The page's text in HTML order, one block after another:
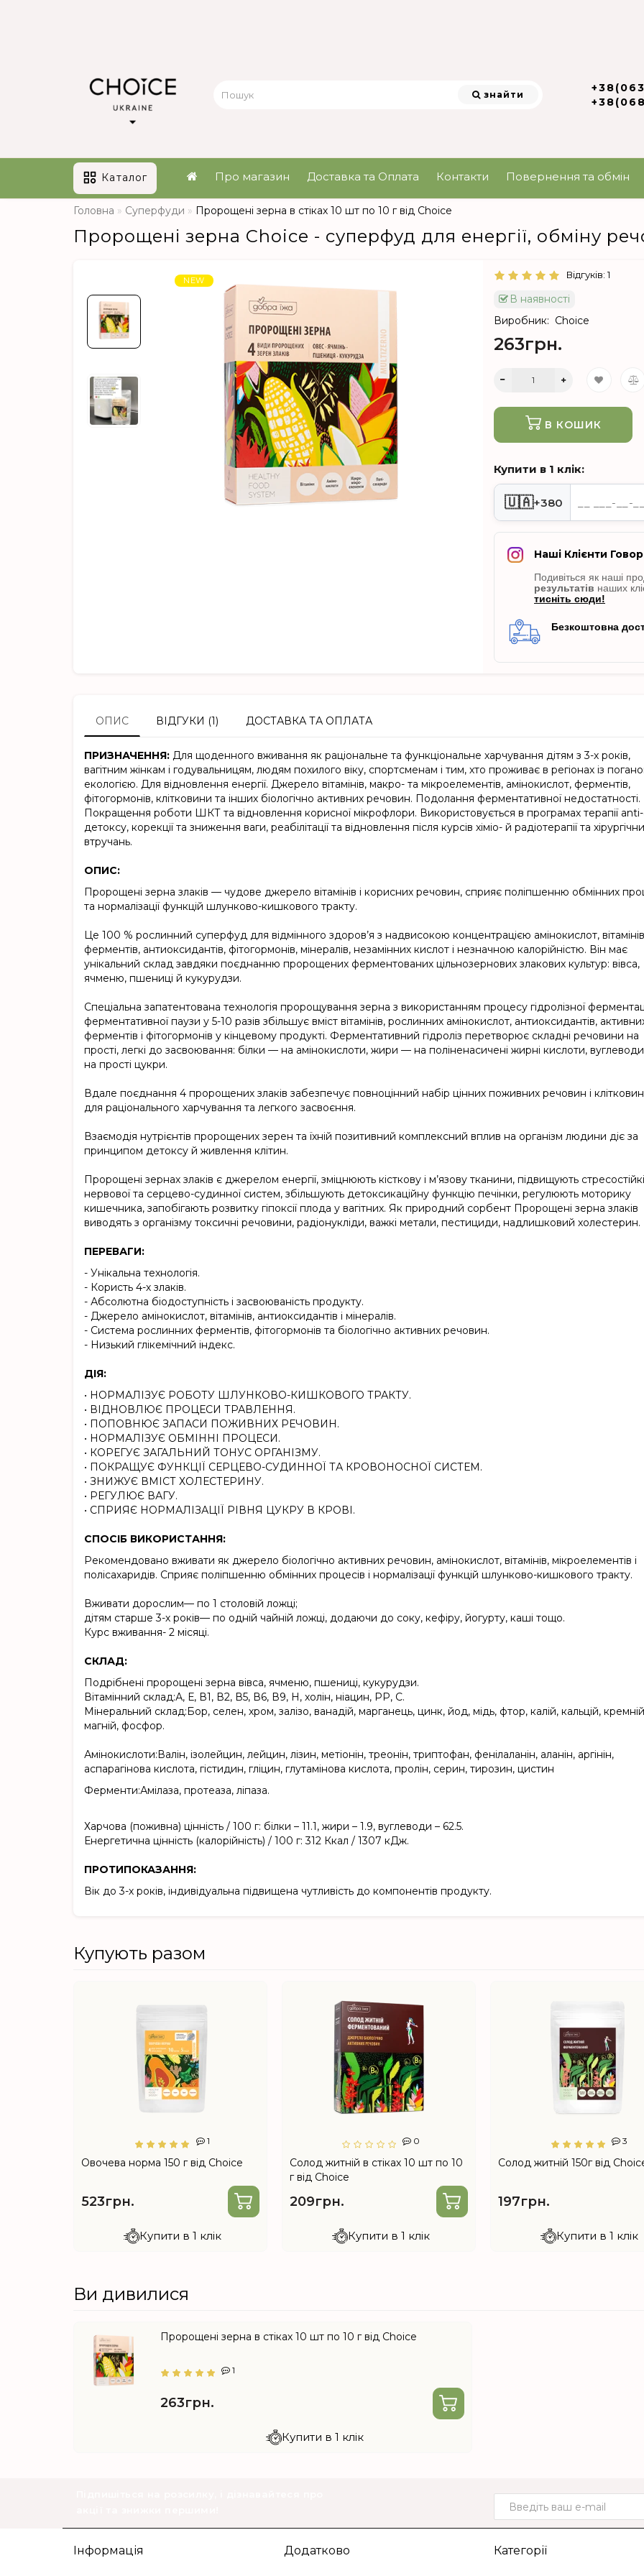
знайти
Каталог Про магазин Доставка та Оплата Контакти Повернення та обмін
Головна Суперфуди Пророщені зерна в стіках 10 шт по 10 г від Choice
Пророщені зерна Choice - суперфуд для енергії, обміну
NEW Відгуків: 1
В наявності
Виробник: Choice
263грн.
В КОШИК
Купити в 1 клік:
🇺🇦+380
Наші Клієнти
Подивіться як наші
результатів наших
тисніть сюди!
Безкоштовна
ОПИС ВІДГУКИ (1) ДОСТАВКА ТА ОПЛАТА
ПРИЗНАЧЕННЯ: Для щоденного вживання як раціональне та функціональне харчування дітям з 3-х років,
вагітним жінкам і годувальницям, людям похилого віку, спортсменам і тим, хто проживає в регіонах із
екологією. Для відновлення енергії. Джерело вітамінів, макро- та мікроелементів, амінокислот, ферментів,
фітогормонів, клітковини та інших біологічно активних речовин. Подолання ферментативної недостатності.
Покращення роботи ШКТ та відновлення корисної мікрофлори. Використовується в програмах терапії
детоксу, корекції та зниження ваги, реабілітації та відновлення після курсів хіміо- й радіотерапії та
втручань.
ОПИС:
Пророщені зерна злаків — чудове джерело вітамінів і корисних речовин, сприяє поліпшенню обмінних
та нормалізації функцій шлунково-кишкового тракту.
Це 100 % рослинний суперфуд для відмінного здоров’я з надвисокою концентрацією амінокислот,
ферментів, антиоксидантів, фітогормонів, мінералів, незамінних кислот і незначною калорійністю. Він має
унікальний склад завдяки поєднанню пророщених ферментованих цільнозернових злакових культур: вівса,
ячменю, пшениці й кукурудзи.
Спеціальна запатентована технологія пророщування зерна з використанням процесу гідролізної
ферментативної паузи у 5-10 разів збільшує вміст вітамінів, рослинних амінокислот, антиоксидантів,
ферментів і фітогормонів у кінцевому продукті. Ферментативний гідроліз перетворює складні речовини на
прості, легкі до засвоювання: білки — на амінокислоти, жири — на поліненасичені жирні кислоти,
на прості цукри.
Вдале поєднання 4 пророщених злаків забезпечує повноцінний набір цінних поживних речовин і
для раціонального харчування та легкого засвоєння.
Взаємодія нутрієнтів пророщених зерен та їхній позитивний комплексний вплив на організм людини діє за
принципом детоксу й живлення клітин.
Пророщені зернах злаків є джерелом енергії, зміцнюють кісткову і м’язову тканини, підвищують
нервової та серцево-судинної систем, збільшують детоксикаційну функцію печінки, регулюють моторику
кишечника, запобігають розвитку гіпоксії плода у вагітних. Як природний сорбент Пророщені зерна злаків
виводять з організму токсичні речовини, радіонукліди, важкі метали, пестициди, надлишковий холестерин.
ПЕРЕВАГИ:
- Унікальна технологія.
- Користь 4-х злаків.
- Абсолютна біодоступність і засвоюваність продукту.
- Джерело амінокислот, вітамінів, антиоксидантів і мінералів.
- Система рослинних ферментів, фітогормонів та біологічно активних речовин.
- Низький глікемічний індекс.
ДІЯ:
• НОРМАЛІЗУЄ РОБОТУ ШЛУНКОВО-КИШКОВОГО ТРАКТУ.
• ВІДНОВЛЮЄ ПРОЦЕСИ ТРАВЛЕННЯ.
• ПОПОВНЮЄ ЗАПАСИ ПОЖИВНИХ РЕЧОВИН.
• НОРМАЛІЗУЄ ОБМІННІ ПРОЦЕСИ.
• КОРЕГУЄ ЗАГАЛЬНИЙ ТОНУС ОРГАНІЗМУ.
• ПОКРАЩУЄ ФУНКЦІЇ СЕРЦЕВО-СУДИННОЇ ТА КРОВОНОСНОЇ СИСТЕМ.
• ЗНИЖУЄ ВМІСТ ХОЛЕСТЕРИНУ.
• РЕГУЛЮЄ ВАГУ.
• СПРИЯЄ НОРМАЛІЗАЦІЇ РІВНЯ ЦУКРУ В КРОВІ.
СПОСІБ ВИКОРИСТАННЯ:
Рекомендовано вживати як джерело бiологiчно активних речовин, амiнокислот, вiтамiнiв, мiкроелементiв i
полісахаридiв. Сприяє поліпшенню обмiнних процесiв i нормалiзацiї функцій шлунково-кишкового тракту.
Вживати дорослим— по 1 столовiй ложцi;
дітям старше 3-х рокiв— по однiй чайнiй ложцi, додаючи до соку, кефiру, йогурту, кашi тощо.
Курс вживання- 2 мiсяцi.
СКЛАД:
Подрібнені пророщені зерна вівса, ячменю, пшениці, кукурудзи.
Вітамінний склад:А, Е, В1, В2, В5, В6, В9, Н, холін, ніацин, РР, С.
Мінеральний склад:Бор, селен, хром, залізо, ванадій, марганець, цинк, йод, мідь, фтор, калій, кальцій,
магній, фосфор.
Амінокислоти:Валін, ізолейцин, лейцин, лізин, метіонін, треонін, триптофан, фенілаланін, аланін, аргінін,
аспарагінова кислота, гістидин, гліцин, глутамінова кислота, пролін, серин, тирозин, цистин
Ферменти:Амілаза, протеаза, ліпаза.
Харчова (поживна) цінність / 100 г: білки – 11.1, жири – 1.9, вуглеводи – 62.5.
Енергетична цінність (калорійність) / 100 г: 312 Ккал / 1307 кДж.
ПРОТИПОКАЗАННЯ:
Вік до 3-х років, індивідуальна підвищена чутливість до компонентів продукту.
Купують разом
1
Овочева норма 150 г від Choice
523грн.
Купити в 1 клік
0
Солод житній в стіках 10 шт по 10
г від Choice
209грн.
Купити в 1 клік
3
Солод житній 150г від
197грн.
Купити в 1 клік
Ви дивилися
Пророщені зерна в стіках 10 шт по 10 г від Choice
1
263грн.
Купити в 1 клік
Інформація Додатково Категорії